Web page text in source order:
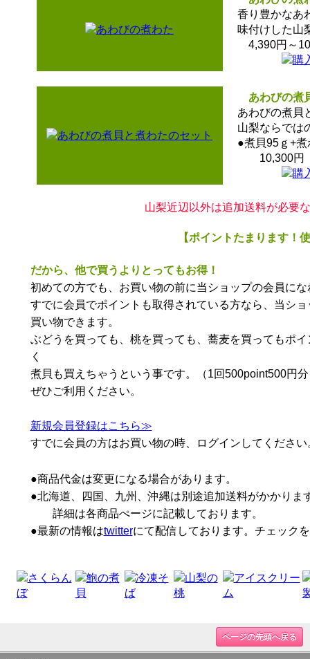
香り豊かなあ
味付けした山
4,390円～
あわびの煮
あわびの煮貝
山梨ならでは
●煮貝95ｇ+煮
10,300円（
山梨近辺以外は追加送料が必要
【ポイントたまります！
だから、他で買うよりとってもお得！
初めての方でも、お買い物の前に当ショップの会員に
すでに会員でポイントも取得されている方なら、当シ
買い物できます。
ぶどうを買っても、桃を買っても、蕎麦を買ってもポ
く
煮貝も買えちゃうという事です。（1回500point500円
ぜひご利用ください。
新規会員登録はこちら≫
すでに会員の方はお買い物の時、ログインしてください
●商品代金は変更になる場合があります。
●北海道、四国、九州、沖縄は別途追加送料がかかりま
詳細は各商品ぺージに記載しております。
●最新の情報はtwitterにて配信しております。チェック
ページの先頭へ戻る